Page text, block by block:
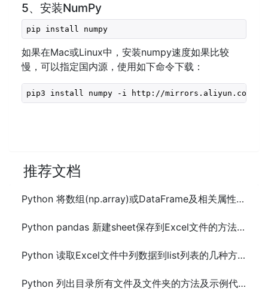
5、安装NumPy
pip install numpy
如果在Mac或Linux中，安装numpy速度如果比较
慢，可以指定国内源，使用如下命令下载：
pip3 install numpy -i http://mirrors.aliyun.com/
推荐文档
Python 将数组(np.array)或DataFrame及相关属性保存到文件的方法
Python pandas 新建sheet保存到Excel文件的方法及示例代码
Python 读取Excel文件中列数据到list列表的几种方法
Python 列出目录所有文件及文件夹的方法及示例代码